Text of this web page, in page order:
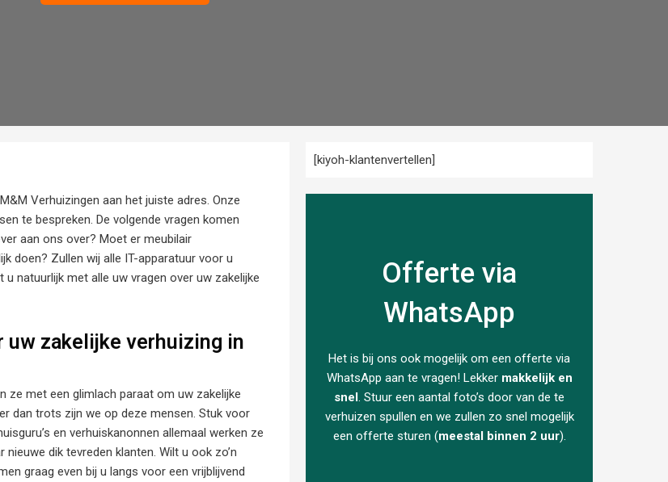
Verhuizingen aan het juiste adres. Onze
te bespreken. De volgende vragen komen
aan ons over? Moet er meubilair
doen? Zullen wij alle IT-apparatuur voor u
natuurlijk met alle uw vragen over uw zakelijke
uw zakelijke verhuizing in
ze met een glimlach paraat om uw zakelijke
dan trots zijn we op deze mensen. Stuk voor
en verhuiskanonnen allemaal werken ze
dik tevreden klanten. Wilt u ook zo’n
graag even bij u langs voor een vrijblijvend
[kiyoh-klantenvertellen]
Offerte via
WhatsApp
Het is bij ons ook mogelijk om een offerte via
WhatsApp aan te vragen! Lekker makkelijk en
snel. Stuur een aantal foto’s door van de te
verhuizen spullen en we zullen zo snel mogelijk
een offerte sturen (meestal binnen 2 uur).